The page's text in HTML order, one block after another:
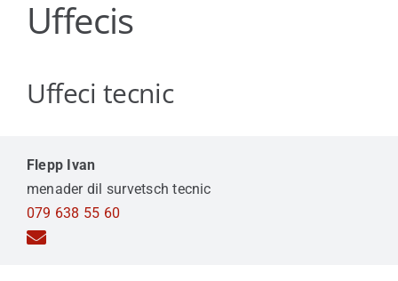
Viver a Medel
Turissem
Uffecis
Uffeci tecnic
Flepp Ivan
menader dil survetsch tecnic
079 638 55 60